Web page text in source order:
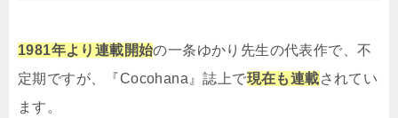
1981年より連載開始の一条ゆかり先生の代表作で、不
定期ですが、『Cocohana』誌上で現在も連載されてい
ます。